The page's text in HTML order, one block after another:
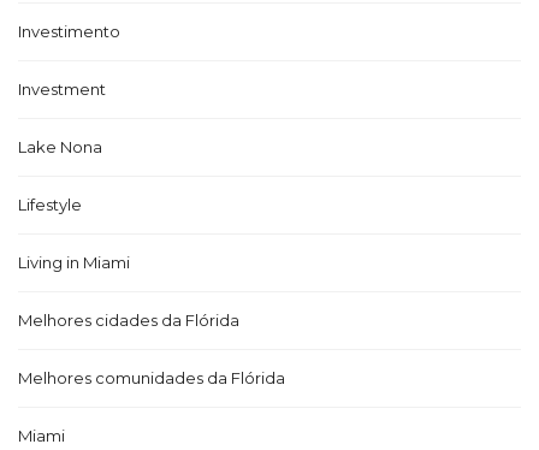
Investimento
Investment
Lake Nona
Lifestyle
Living in Miami
Melhores cidades da Flórida
Melhores comunidades da Flórida
Miami